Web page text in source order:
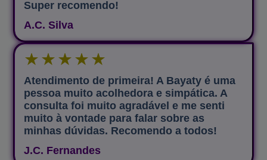
Super recomendo!
A.C. Silva
★★★★★
Atendimento de primeira! A Bayaty é uma
pessoa muito acolhedora e simpática. A
consulta foi muito agradável e me senti
muito à vontade para falar sobre as
minhas dúvidas. Recomendo a todos!
J.C. Fernandes